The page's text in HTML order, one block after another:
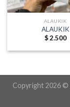
ALAUKIK
ALAUKIK
$2.500
Copyright 2026 ©